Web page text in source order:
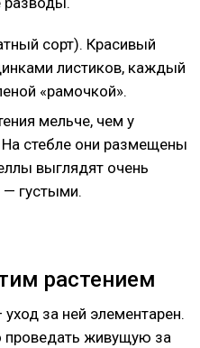
сорт). Красивый
листиков, каждый
«рамочкой».
мельче, чем у
стебле они размещены
выглядят очень
— густыми.
растением
за ней элементарен.
проведать живущую за